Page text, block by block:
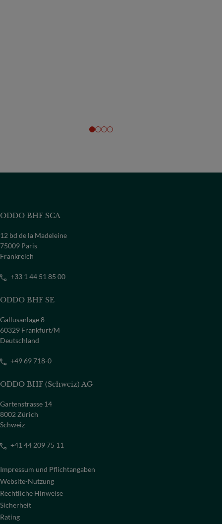
ODDO BHF SCA
12 bd de la Madeleine
75009 Paris
Frankreich
+33 1 44 51 85 00
ODDO BHF SE
Gallusanlage 8
60329 Frankfurt/M
Deutschland
+49 69 718-0
ODDO BHF (Schweiz) AG
Gartenstrasse 14
8002 Zürich
Schweiz
+41 44 209 75 11
Impressum und Pflichtangaben
Website-Nutzung
Rechtliche Hinweise
Sicherheit
Rating